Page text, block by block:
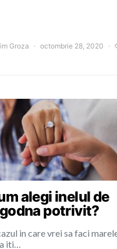
Groza octombrie 28, 2020
alegi inelul de
potrivit?
in care vrei sa faci
iti…